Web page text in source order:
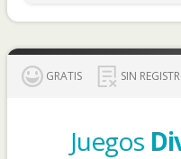
GRATIS SIN
Juegos